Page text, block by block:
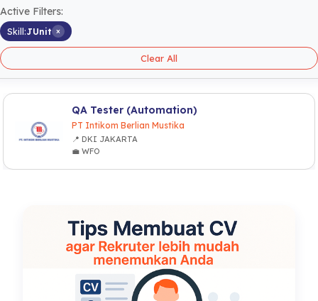
Active Filters:
Skill:JUnit ×
Clear All
QA Tester (Automation)
PT Intikom Berlian Mustika
📍 DKI JAKARTA
💼 WFO